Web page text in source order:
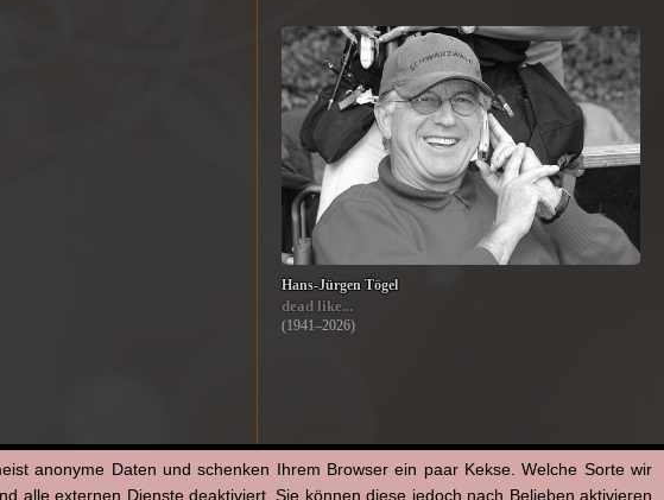
Hans-Jürgen Tögel
dead like...
(1941–2026)
anonyme Daten und schenken Ihrem Browser ein paar Kekse. Welche Sorte wir
alle externen Dienste deaktiviert. Sie können diese jedoch nach Belieben aktivieren